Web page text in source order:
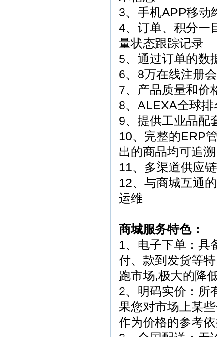
3、手机APP移动
4、订单、积分一
量状态跟踪记录
5、通过订单的数
6、8万在线注册
7、产品质量和价
8、ALEXA全球
9、提供工业品配
10、完整的ERP
出的商品均可追溯
11、多渠道供应
12、与商城互通
运维
商城服务特色：
1、电子下单：具
付、款到发货等
跑市场,极大的降
2、明码实价：所
果您对市场上某
作为价格的参考